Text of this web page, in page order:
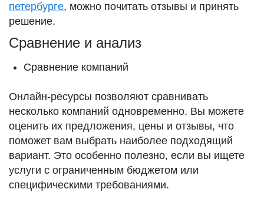
петербурге, можно почитать отзывы и принять
решение.
Сравнение и анализ
Сравнение компаний
Онлайн-ресурсы позволяют сравнивать
несколько компаний одновременно. Вы можете
оценить их предложения, цены и отзывы, что
поможет вам выбрать наиболее подходящий
вариант. Это особенно полезно, если вы ищете
услуги с ограниченным бюджетом или
специфическими требованиями.